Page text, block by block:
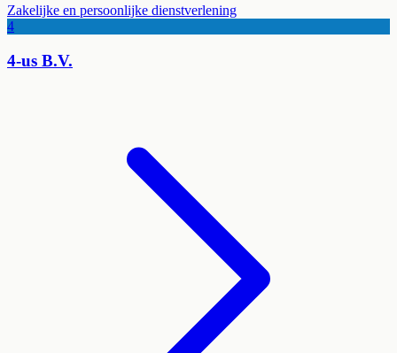
Zakelijke en persoonlijke dienstverlening
4
4-us B.V.